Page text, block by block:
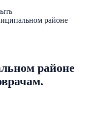
районе
районе